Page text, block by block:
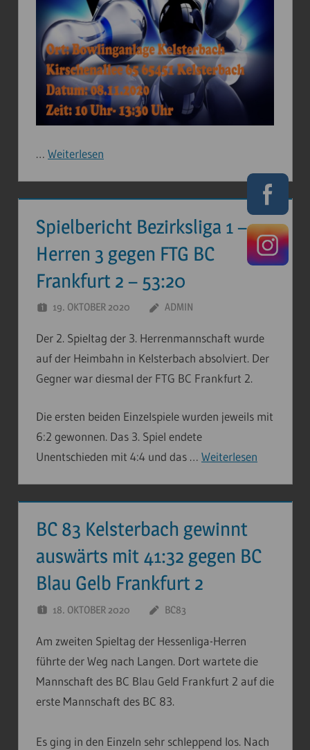
… Weiterlesen
Spielbericht Bezirksliga 1 –
Herren 3 gegen FTG BC
Frankfurt 2 – 53:20
19. OKTOBER 2020 ADMIN
Der 2. Spieltag der 3. Herrenmannschaft wurde
auf der Heimbahn in Kelsterbach absolviert. Der
Gegner war diesmal der FTG BC Frankfurt 2.
Die ersten beiden Einzelspiele wurden jeweils mit
6:2 gewonnen. Das 3. Spiel endete
Unentschieden mit 4:4 und das … Weiterlesen
BC 83 Kelsterbach gewinnt
auswärts mit 41:32 gegen BC
Blau Gelb Frankfurt 2
18. OKTOBER 2020 BC83
Am zweiten Spieltag der Hessenliga-Herren
führte der Weg nach Langen. Dort wartete die
Mannschaft des BC Blau Geld Frankfurt 2 auf die
erste Mannschaft des BC 83.
Es ging in den Einzeln sehr schleppend los. Nach